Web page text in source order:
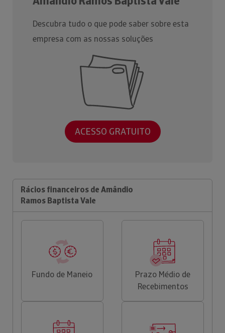
Descubra tudo o que pode saber sobre esta
empresa com as nossas soluções
ACESSO GRATUITO
Rácios financeiros de Amândio
Ramos Baptista Vale
Fundo de Maneio
Prazo Médio de
Recebimentos